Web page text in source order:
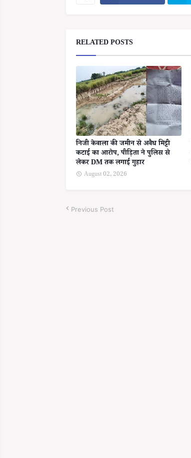
RELATED POSTS
निजी केवाला की जमीन से अवैध मिट्टी
कटाई का आरोप, पीड़िता ने पुलिस से
लेकर DM तक लगाई गुहार
August 02, 2026
Previous Post